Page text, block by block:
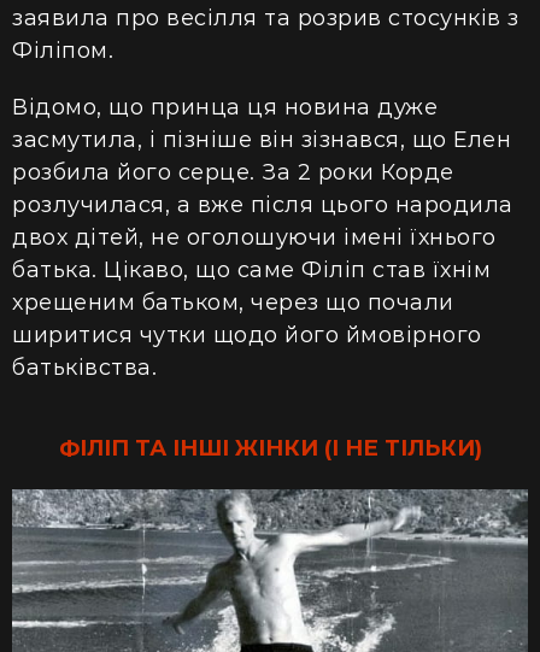
заявила про весілля та розрив стосунків з
Філіпом.
Відомо, що принца ця новина дуже
засмутила, і пізніше він зізнався, що Елен
розбила його серце. За 2 роки Корде
розлучилася, а вже після цього народила
двох дітей, не оголошуючи імені їхнього
батька. Цікаво, що саме Філіп став їхнім
хрещеним батьком, через що почали
ширитися чутки щодо його ймовірного
батьківства.
ФІЛІП ТА ІНШІ ЖІНКИ (І НЕ ТІЛЬКИ)